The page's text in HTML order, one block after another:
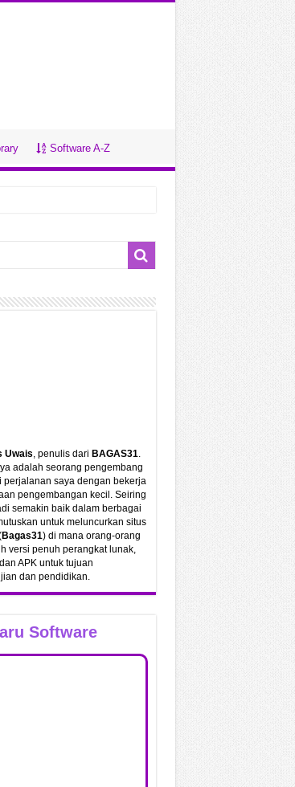
Software A-Z
Uwais, penulis dari BAGAS31.
adalah seorang pengembang
perjalanan saya dengan bekerja
pengembangan kecil. Seiring
semakin baik dalam berbagai
untuk meluncurkan situs
Bagas31) di mana orang-orang
versi penuh perangkat lunak,
APK untuk tujuan
dan pendidikan.
Software